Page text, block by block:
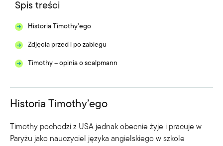
Spis treści
Historia Timothy’ego
Zdjęcia przed i po zabiegu
Timothy – opinia o scalpmann
Historia Timothy’ego
Timothy pochodzi z USA jednak obecnie żyje i pracuje w
Paryżu jako nauczyciel języka angielskiego w szkole